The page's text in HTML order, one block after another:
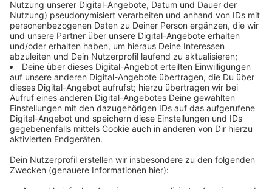
beauftragt, ihre Planungen für den Neubau einer
Stadthalle „An der Braas“ fortzusetzen. Hier gab es
eine „Nein“-Stimme und eine Enthaltung – beides von
den „Grünen“. Die neue Stadthalle soll die in die Jahre
gekommene „Georg-Heimann-Halle“ ersetzen, die
inmitten einer Wohnbebauung liegt und für viel Geld
saniert werden müsste.
Anzeige